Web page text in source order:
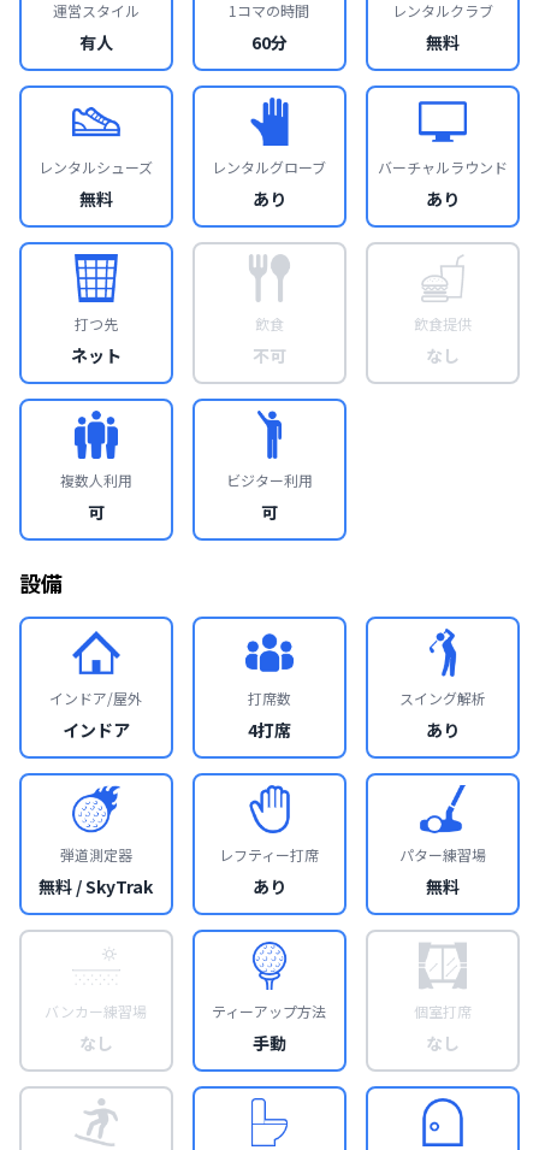
運営スタイル
有人
1コマの時間
60分
レンタルクラブ
無料
レンタルシューズ
無料
レンタルグローブ
あり
バーチャルラウンド
あり
打つ先
ネット
飲食
不可
飲食提供
なし
複数人利用
可
ビジター利用
可
設備
インドア/屋外
インドア
打席数
4打席
スイング解析
あり
弾道測定器
無料 / SkyTrak
レフティー打席
あり
パター練習場
無料
バンカー練習場
なし
ティーアップ方法
手動
個室打席
なし